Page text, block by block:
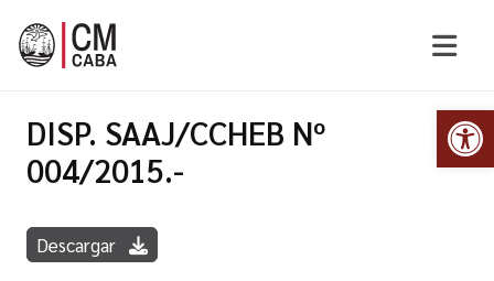
DISP. SAAJ/CCHEB Nº
004/2015.-
Descargar